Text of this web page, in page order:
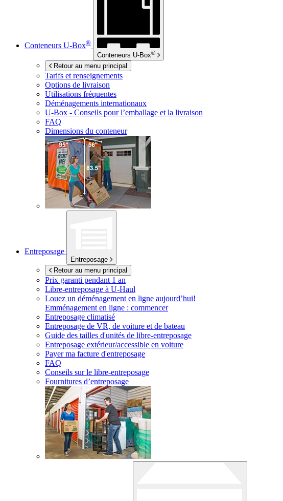
Conteneurs U-Box®
Conteneurs U-Box®
Retour au menu principal
Tarifs et renseignements
Options de livraison
Utilisations fréquentes
Déménagements internationaux
U-Box - Conseils pour l’emballage et la livraison
FAQ
Dimensions du conteneur
Entreposage
Entreposage
Retour au menu principal
Prix garanti pendant 1 an
Libre-entreposage à U-Haul
Louez un déménagement en ligne aujourd’hui!
Emménagement en ligne : commencer
Entreposage climatisé
Entreposage de VR, de voiture et de bateau
Guide des tailles d'unités de libre-entreposage
Entreposage extérieur/accessible en voiture
Payer ma facture d'entreposage
FAQ
Conseils sur le libre-entreposage
Fournitures d’entreposage